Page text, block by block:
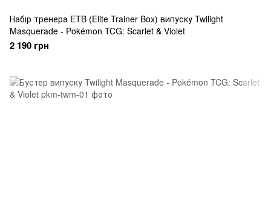
Набір тренера ETB (Elite Trainer Box) випуску Twilight
Masquerade - Pokémon TCG: Scarlet & Violet
2 190 грн